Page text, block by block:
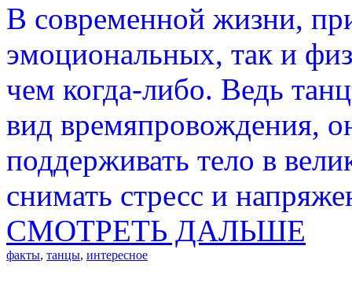
В современной жизни,
эмоциональных, так и
чем когда-либо. Ведь
вид времяпровождения,
поддерживать тело в
снимать стресс и
СМОТРЕТЬ ДАЛЬШЕ
факты, танцы, интересное